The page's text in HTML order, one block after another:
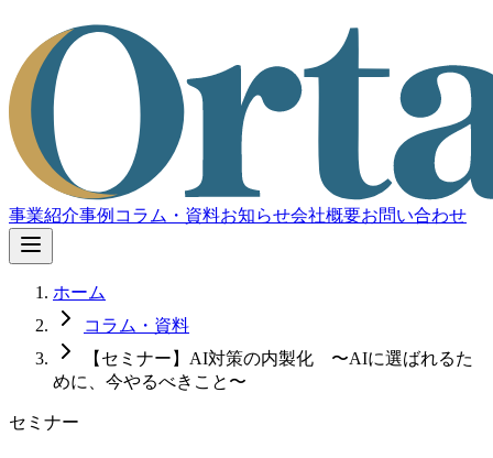
事業紹介事例 コラム・資料お知らせ会社概要お問い合わせ
ホーム
コラム・資料
【セミナー】AI対策の内製化 〜AIに選ばれるた
めに、今やるべきこと〜
セミナー